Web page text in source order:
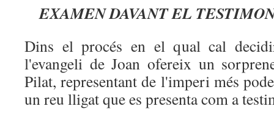
EXAMEN DAVANT EL
Dins el procés en el qual cal
l'evangeli de Joan ofereix un
Pilat, representant de l'imperi més
un reu lligat que es presenta com a